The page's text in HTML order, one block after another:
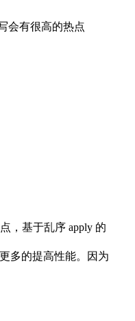
会有很高的热点
，基于乱序 apply 的
多的提高性能。因为